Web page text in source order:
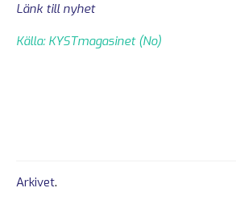
Länk till nyhet
Källa: KYSTmagasinet (No)
Arkivet.